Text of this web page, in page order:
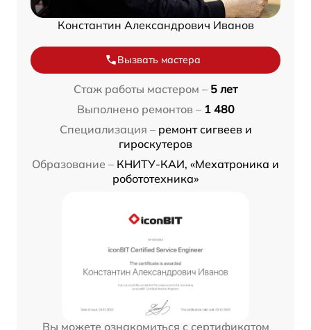
Константин Александрович Иванов
Вызвать мастера
Стаж работы мастером – 5 лет
Выполнено ремонтов – 1 480
Специализация – ремонт сигвеев и
гироскутеров
Образование – КНИТУ-КАИ, «Мехатроника и
робототехника»
Вы можете ознакомиться с сертификатом